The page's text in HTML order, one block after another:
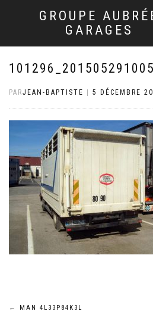
GROUPE
GARAGES
PARJEAN-BAPTISTE 5 DÉCEMBRE
Navigation
← MAN 4L33P84K3L